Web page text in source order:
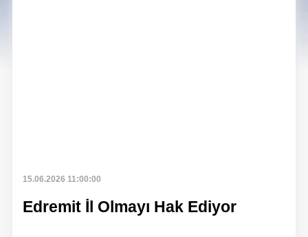
15.06.2026 11:00:00
Edremit İl Olmayı Hak Ediyor